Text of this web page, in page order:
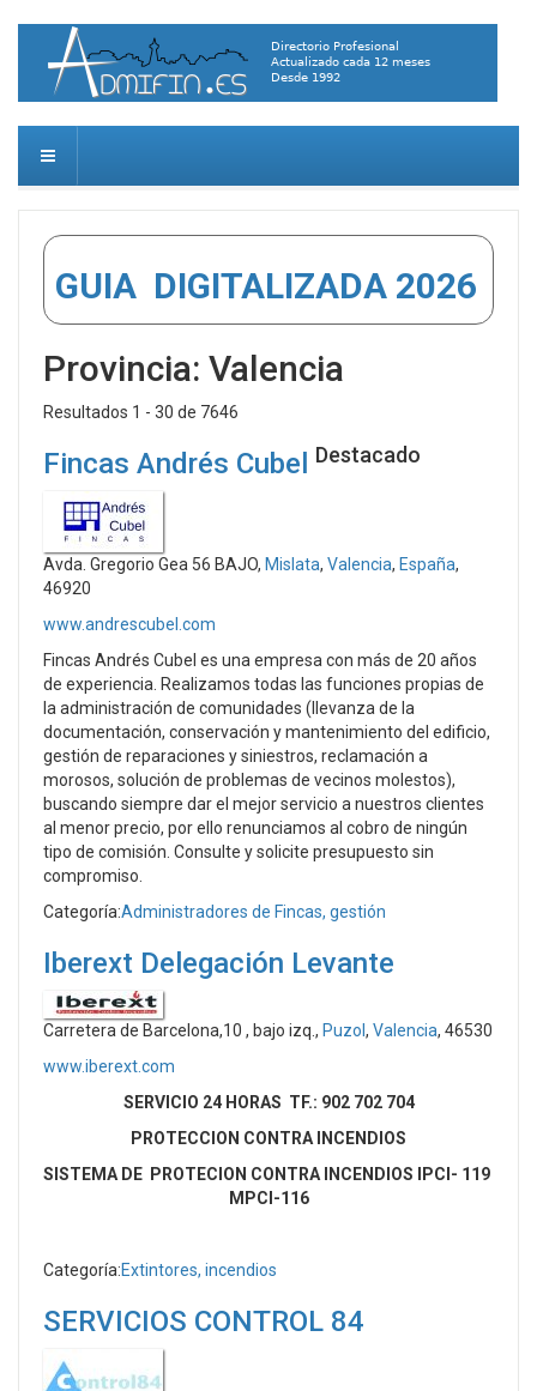
GUIA DIGITALIZADA 2026
Provincia: Valencia
Resultados 1 - 30 de 7646
Fincas Andrés Cubel Destacado
Avda. Gregorio Gea 56 BAJO, Mislata, Valencia, España,
46920
www.andrescubel.com
Fincas Andrés Cubel es una empresa con más de 20 años
de experiencia. Realizamos todas las funciones propias de
la administración de comunidades (llevanza de la
documentación, conservación y mantenimiento del edificio,
gestión de reparaciones y siniestros, reclamación a
morosos, solución de problemas de vecinos molestos),
buscando siempre dar el mejor servicio a nuestros clientes
al menor precio, por ello renunciamos al cobro de ningún
tipo de comisión. Consulte y solicite presupuesto sin
compromiso.
Categoría:Administradores de Fincas, gestión
Iberext Delegación Levante
Carretera de Barcelona,10 , bajo izq., Puzol , Valencia, 46530
www.iberext.com
SERVICIO 24 HORAS TF.: 902 702 704
PROTECCION CONTRA INCENDIOS
SISTEMA DE PROTECION CONTRA INCENDIOS IPCI- 119
MPCI-116
Categoría:Extintores, incendios
SERVICIOS CONTROL 84